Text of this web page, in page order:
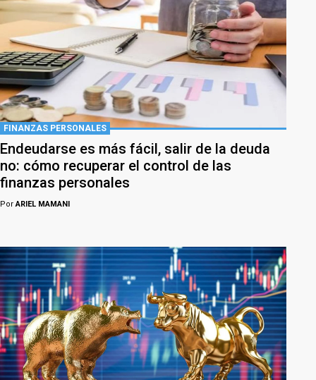
FINANZAS PERSONALES
Endeudarse es más fácil, salir de la deuda
no: cómo recuperar el control de las
finanzas personales
PorARIEL MAMANI